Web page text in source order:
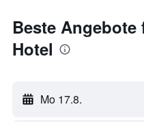
Beste
Hotel
Mo 17.8.